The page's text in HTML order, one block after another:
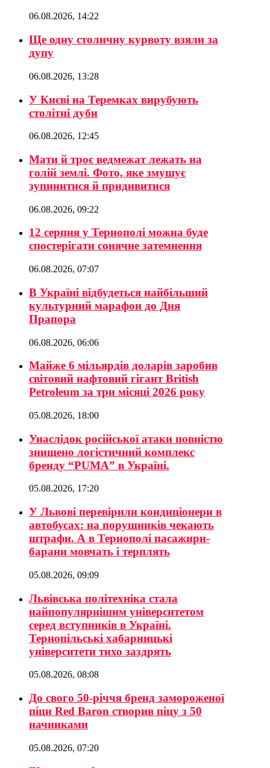
06.08.2026, 14:22
Ще одну столичну курвоту взяли за
дупу
06.08.2026, 13:28
У Києві на Теремках вирубують
столітні дуби
06.08.2026, 12:45
Мати й троє ведмежат лежать на
голій землі. Фото, яке змушує
зупинитися й придивитися
06.08.2026, 09:22
12 серпня у Тернополі можна буде
спостерігати сонячне затемнення
06.08.2026, 07:07
В Україні відбудеться найбільший
культурний марафон до Дня
Прапора
06.08.2026, 06:06
Майже 6 мільярдів доларів заробив
світовий нафтовий гігант British
Petroleum за три місяці 2026 року
05.08.2026, 18:00
Унаслідок російської атаки повністю
знищено логістичний комплекс
бренду “PUMA” в Україні.
05.08.2026, 17:20
У Львові перевірили кондиціонери в
автобусах: на порушників чекають
штрафи. А в Тернополі пасажири-
барани мовчать і терплять
05.08.2026, 09:09
Львівська політехніка стала
найпопулярнішим університетом
серед вступників в Україні.
Тернопільські хабарницькі
університети тихо заздрять
05.08.2026, 08:08
До свого 50-річчя бренд замороженої
піци Red Baron створив піцу з 50
начинками
05.08.2026, 07:20